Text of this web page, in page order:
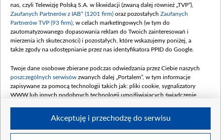
Data podpisania umowy: GRUDZIEŃ 2025
(wpłata grudzień 60,548 mln)
Dofinansowanie 900 000 000,00 PLN
Data podpisania umowy: LUTY 2026 (wpłata
kwiecień 180 mln, 7 maja 180 mln, 8
czerwca 90 mln)
Dofinansowanie 250 000 000,00 PLN
4 sierpnia 250 mln
nas, czyli Telewizję Polską S.A. w likwidacji (zwaną dalej również „TVP”),
Zaufanych Partnerów z IAB* (1201 firm) oraz pozostałych Zaufanych
Partnerów TVP (93 firm) , w celach marketingowych (w tym do
zautomatyzowanego dopasowania reklam do Twoich zainteresowań i
mierzenia ich skuteczności) i pozostałych, które wskazujemy poniżej, a
także zgody na udostępnianie przez nas identyfikatora PPID do Google.
Twoje dane osobowe zbierane podczas odwiedzania przez Ciebie naszych
poszczególnych serwisów zwanych dalej „Portalem”, w tym informacje
zapisywane za pomocą technologii takich jak: pliki cookie, sygnalizatory
WWW lub innych podobnych technologii umożliwiających świadczenie
Akceptuję i przechodzę do serwisu